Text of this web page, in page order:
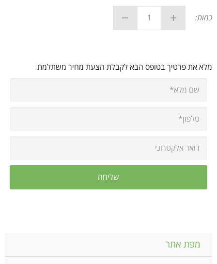
כמות:
מלא את פרטיך בטופס הבא לקבלת הצעת מחיר משתלמת
מפת אתר